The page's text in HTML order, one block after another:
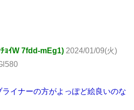
ｮｲW 7fdd-mEg1) 2024/01/09(火)
イナーの方がよっぽど絵良いのな